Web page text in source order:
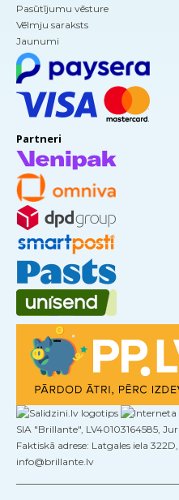
Pasūtījumu vēsture
Vēlmju saraksts
Jaunumi
Partneri
SIA "Brillante", LV40103164585,
Faktiskā adrese: Latgales iela
info@brillante.lv